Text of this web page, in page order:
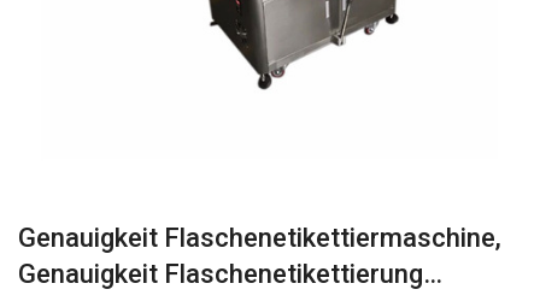
Genauigkeit Flaschenetikettiermaschine,
Genauigkeit Flaschenetikettierung…